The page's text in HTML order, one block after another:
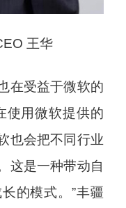
王华
在受益于微软的
使用微软提供的
也会把不同行业
这是一种带动自
的模式。”丰疆